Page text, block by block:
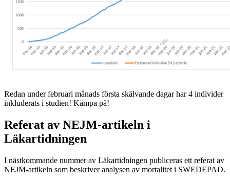
Redan under februari månads första skälvande dagar har 4 individer
inkluderats i studien! Kämpa på!
Referat av NEJM-artikeln i
Läkartidningen
I nästkommande nummer av Läkartidningen publiceras ett referat av
NEJM-artikeln som beskriver analysen av mortalitet i SWEDEPAD.